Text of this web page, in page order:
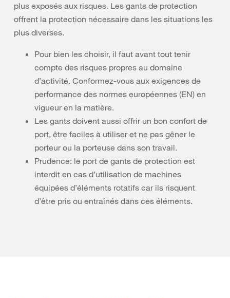
plus exposés aux risques. Les gants de protection
offrent la protection nécessaire dans les situations les
plus diverses.
Pour bien les choisir, il faut avant tout tenir
compte des risques propres au domaine
d’activité. Conformez-vous aux exigences de
performance des normes européennes (EN) en
vigueur en la matière.
Les gants doivent aussi offrir un bon confort de
port, être faciles à utiliser et ne pas gêner le
porteur ou la porteuse dans son travail.
Prudence: le port de gants de protection est
interdit en cas d’utilisation de machines
équipées d’éléments rotatifs car ils risquent
d’être pris ou entraînés dans ces éléments.